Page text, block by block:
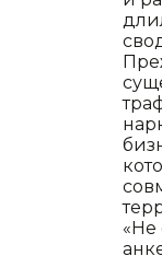
«Не